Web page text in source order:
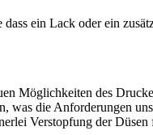
ein Lack oder ein
Möglichkeiten des
was die Anforderungen
Verstopfung der